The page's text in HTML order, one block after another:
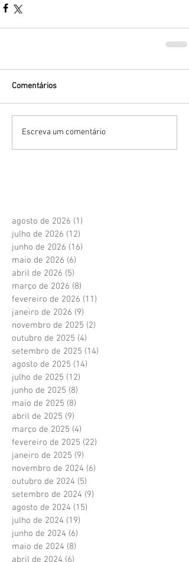
Comentários
Escreva um comentário
agosto de 2026 (1)
julho de 2026 (12)
junho de 2026 (16)
maio de 2026 (6)
abril de 2026 (5)
março de 2026 (8)
fevereiro de 2026 (11)
janeiro de 2026 (9)
novembro de 2025 (2)
outubro de 2025 (4)
setembro de 2025 (14)
agosto de 2025 (14)
julho de 2025 (12)
junho de 2025 (8)
maio de 2025 (8)
abril de 2025 (9)
março de 2025 (4)
fevereiro de 2025 (22)
janeiro de 2025 (9)
novembro de 2024 (6)
outubro de 2024 (5)
setembro de 2024 (9)
agosto de 2024 (15)
julho de 2024 (19)
junho de 2024 (6)
maio de 2024 (8)
abril de 2024 (6)